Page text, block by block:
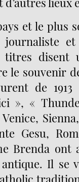
et le plus
et
titres
le souvenir
de 1913
», «
Gesu,
Brenda ont
Il se